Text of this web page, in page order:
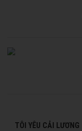
TÔI YÊU CẢI LƯƠNG